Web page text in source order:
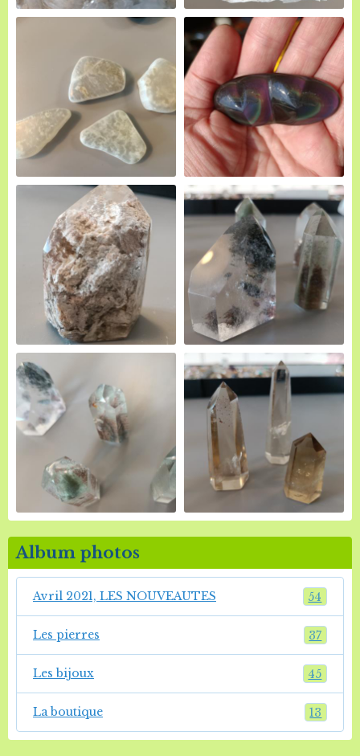
Album photos
Avril 2021, LES NOUVEAUTES 54
Les pierres 37
Les bijoux 45
La boutique 13